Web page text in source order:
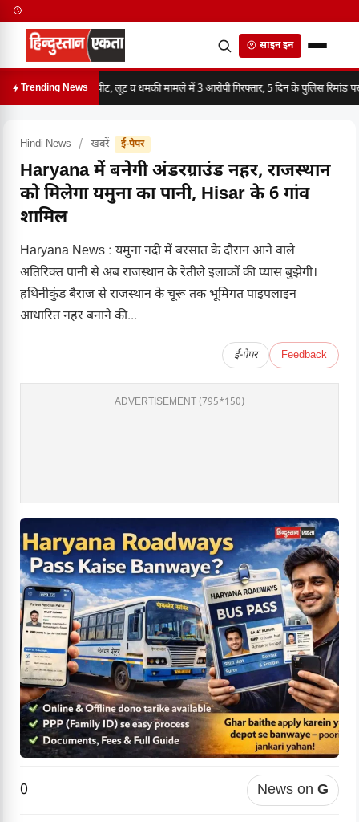
साइन इन
Trending Newsमारपीट, लूट व धमकी मामले में 3 आरोपी गिरफ्तार, 5 दिन के पुलिस रिमांड पर
Hindi News / खबरें ई-पेपर
Haryana में बनेगी अंडरग्राउंड नहर, राजस्थान
को मिलेगा यमुना का पानी, Hisar के 6 गांव
शामिल
Haryana News : यमुना नदी में बरसात के दौरान आने वाले
अतिरिक्त पानी से अब राजस्थान के रेतीले इलाकों की प्यास बुझेगी।
हथिनीकुंड बैराज से राजस्थान के चूरू तक भूमिगत पाइपलाइन
आधारित नहर बनाने की...
ई-पेपर Feedback
ADVERTISEMENT (795*150)
0 News on G